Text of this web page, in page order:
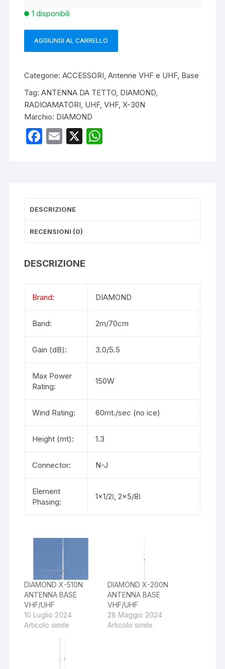
1 disponibili
DIAMOND
ANTENNA
BASE
144/430MHZ
quantità
AGGIUNGI AL CARRELLO
Categorie:ACCESSORI ,Antenne VHF e UHF, Base
Tag:ANTENNA DA TETTO DIAMOND
RADIOAMATORI UHF,VHF, X-30N
Marchio: DIAMOND
F
o
o
E
X
DESCRIZIONE
RECENSIONI (0)
DESCRIZIONE
Brand: DIAMOND
Band: 2m/70cm
Gain (dB): 3.0/5.5
Max Power
Rating:
150W
Wind Rating: 60mt./sec (no ice)
Height (mt): 1.3
Connector: N-J
Element
Phasing:
1×1/2l , 2×5/8l
DIAMOND X-510N
ANTENNA BASE
VHF/UHF
10 Luglio 2024
Articolo simile
DIAMOND X-200N
ANTENNA BASE
VHF/UHF
28 Maggio 2024
Articolo simile